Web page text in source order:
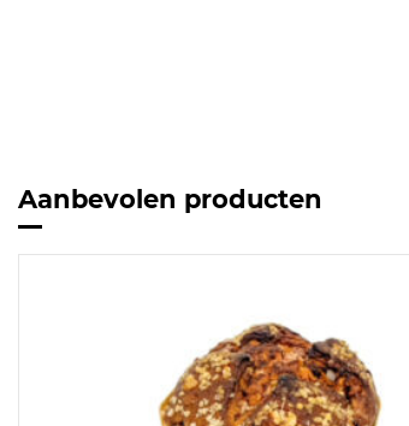
Aanbevolen producten